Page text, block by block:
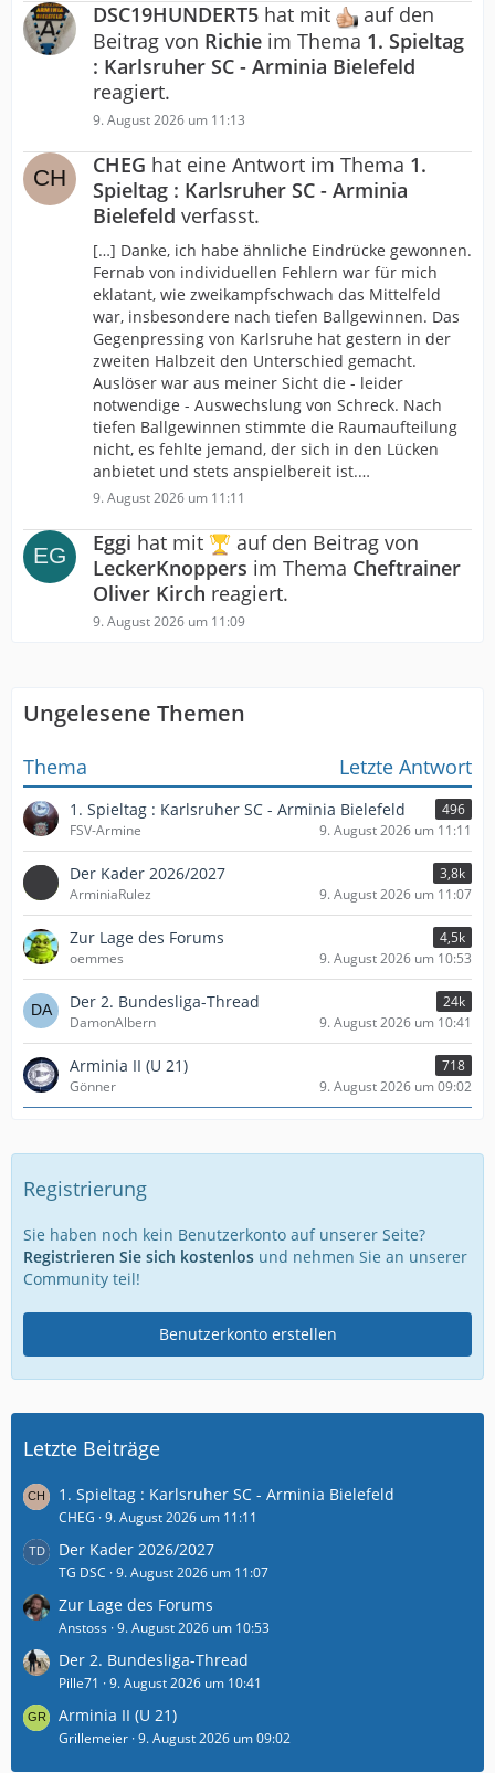
DSC19HUNDERT5 hat mit
auf den
Beitrag von Richie im Thema 1. Spieltag
: Karlsruher SC - Arminia Bielefeld
reagiert.
9. August 2026 um 11:13
CHEG hat eine Antwort im Thema 1.
Spieltag : Karlsruher SC - Arminia
Bielefeld verfasst.
[…] Danke, ich habe ähnliche Eindrücke gewonnen.
Fernab von individuellen Fehlern war für mich
eklatant, wie zweikampfschwach das Mittelfeld
war, insbesondere nach tiefen Ballgewinnen. Das
Gegenpressing von Karlsruhe hat gestern in der
zweiten Halbzeit den Unterschied gemacht.
Auslöser war aus meiner Sicht die - leider
notwendige - Auswechslung von Schreck. Nach
tiefen Ballgewinnen stimmte die Raumaufteilung
nicht, es fehlte jemand, der sich in den Lücken
anbietet und stets anspielbereit ist.…
9. August 2026 um 11:11
Eggi hat mit
auf den Beitrag von
LeckerKnoppers im Thema Cheftrainer
Oliver Kirch reagiert.
9. August 2026 um 11:09
Ungelesene Themen
Thema Letzte Antwort
1. Spieltag : Karlsruher SC - Arminia Bielefeld
496
FSV-Armine
9. August 2026 um 11:11
Der Kader 2026/2027
3,8k
ArminiaRulez
9. August 2026 um 11:07
Zur Lage des Forums
4,5k
oemmes
9. August 2026 um 10:53
Der 2. Bundesliga-Thread
24k
DamonAlbern
9. August 2026 um 10:41
Arminia II (U 21)
718
Gönner
9. August 2026 um 09:02
Registrierung
Sie haben noch kein Benutzerkonto auf unserer Seite?
Registrieren Sie sich kostenlos und nehmen Sie an unserer
Community teil!
Benutzerkonto erstellen
Letzte Beiträge
1. Spieltag : Karlsruher SC - Arminia Bielefeld
CHEG 9. August 2026 um 11:11
Der Kader 2026/2027
TG DSC 9. August 2026 um 11:07
Zur Lage des Forums
Anstoss 9. August 2026 um 10:53
Der 2. Bundesliga-Thread
Pille71 9. August 2026 um 10:41
Arminia II (U 21)
Grillemeier 9. August 2026 um 09:02